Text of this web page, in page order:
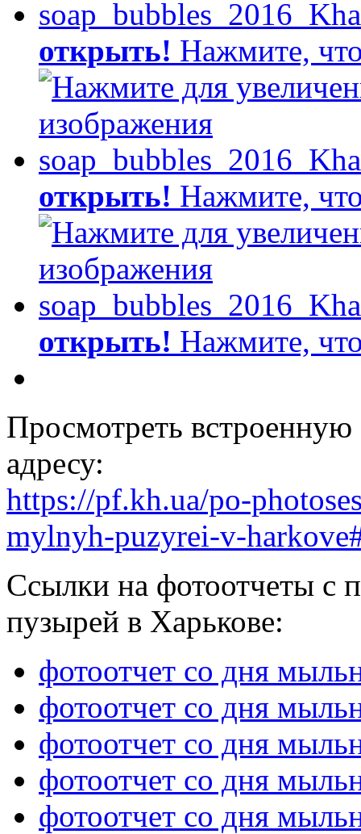
открыть! Нажмите,
открыть! Нажмите,
открыть! Нажмите,
Просмотреть
адресу:
https://pf.kh.ua/po-
mylnyh-puzyrei-v-
Ссылки на фотоотчеты
пузырей в Харькове:
фотоотчет со дня
фотоотчет со дня
фотоотчет со дня
фотоотчет со дня
фотоотчет со дня